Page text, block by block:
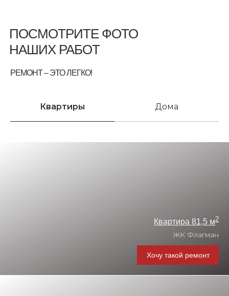
РЕМОНТ – ЭТО ЛЕГКО!
ПОСМОТРИТЕ ФОТО
НАШИХ РАБОТ
Квартиры Дома
ЖК Флагман
Квартира 81,5 м2
Хочу такой ремонт